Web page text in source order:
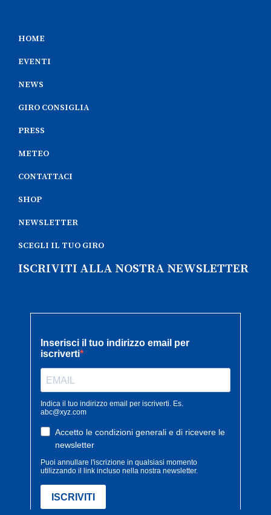
HOME
EVENTI
NEWS
GIRO CONSIGLIA
PRESS
METEO
CONTATTACI
SHOP
NEWSLETTER
SCEGLI IL TUO GIRO
ISCRIVITI ALLA NOSTRA NEWSLETTER